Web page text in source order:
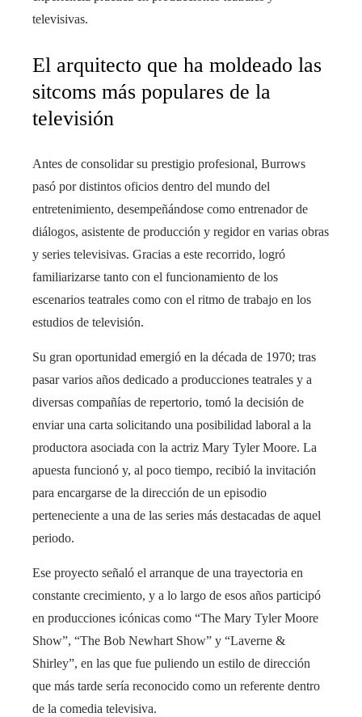
televisivas.
El arquitecto que ha moldeado las
sitcoms más populares de la
televisión
Antes de consolidar su prestigio profesional, Burrows
pasó por distintos oficios dentro del mundo del
entretenimiento, desempeñándose como entrenador de
diálogos, asistente de producción y regidor en varias obras
y series televisivas. Gracias a este recorrido, logró
familiarizarse tanto con el funcionamiento de los
escenarios teatrales como con el ritmo de trabajo en los
estudios de televisión.
Su gran oportunidad emergió en la década de 1970; tras
pasar varios años dedicado a producciones teatrales y a
diversas compañías de repertorio, tomó la decisión de
enviar una carta solicitando una posibilidad laboral a la
productora asociada con la actriz Mary Tyler Moore. La
apuesta funcionó y, al poco tiempo, recibió la invitación
para encargarse de la dirección de un episodio
perteneciente a una de las series más destacadas de aquel
periodo.
Ese proyecto señaló el arranque de una trayectoria en
constante crecimiento, y a lo largo de esos años participó
en producciones icónicas como “The Mary Tyler Moore
Show”, “The Bob Newhart Show” y “Laverne &
Shirley”, en las que fue puliendo un estilo de dirección
que más tarde sería reconocido como un referente dentro
de la comedia televisiva.